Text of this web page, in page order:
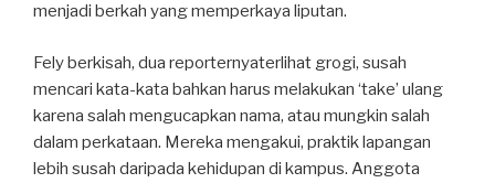
menjadi berkah yang memperkaya liputan.
Fely berkisah, dua reporternyaterlihat grogi, susah
mencari kata-kata bahkan harus melakukan ‘take’ ulang
karena salah mengucapkan nama, atau mungkin salah
dalam perkataan. Mereka mengakui, praktik lapangan
lebih susah daripada kehidupan di kampus. Anggota